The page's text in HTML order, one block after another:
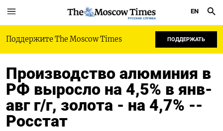
РУССКАЯ СЛУЖБА
EN
Поддержите The Moscow Times ПОДДЕРЖАТЬ
Производство алюминия в
РФ выросло на 4,5% в янв-
авг г/г, золота - на 4,7% --
Росстат